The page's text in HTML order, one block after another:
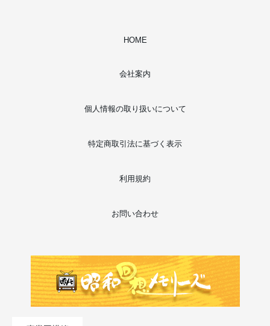
HOME
会社案内
個人情報の取り扱いについて
特定商取引法に基づく表示
利用規約
お問い合わせ